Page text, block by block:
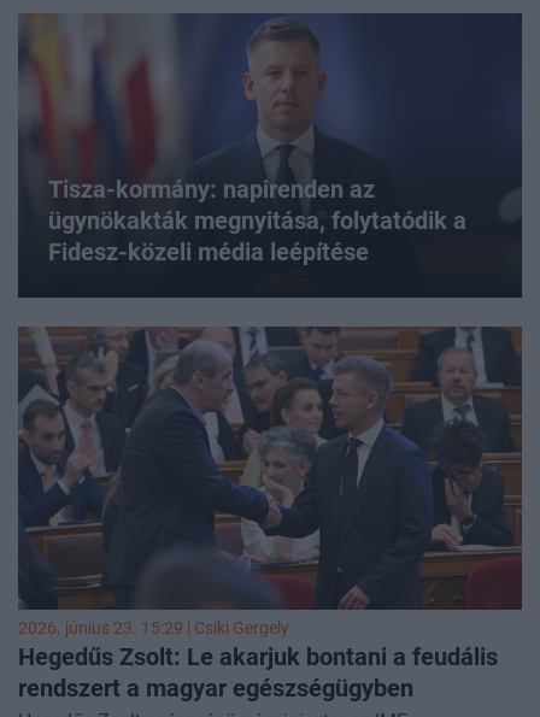
Tisza-kormány: napirenden az
ügynökakták megnyitása, folytatódik a
Fidesz-közeli média leépítése
2026. június 23. 15:29 | Csiki Gergely
Hegedűs Zsolt: Le akarjuk bontani a feudális
rendszert a magyar egészségügyben